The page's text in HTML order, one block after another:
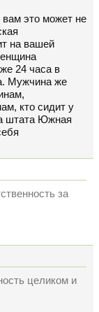
это может не
на вашей
24 часа в
Мужчина же
кто сидит у
штата Южная
за
целиком и